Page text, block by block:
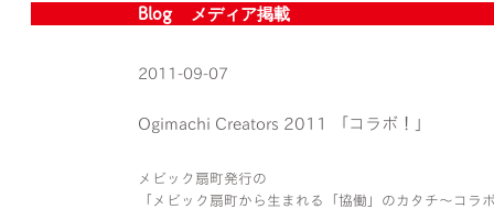
Blog » メディア掲載
2011-09-07
Ogimachi Creators 2011 「コラボ！」
メビック扇町発行の
「メビック扇町から生まれる「協働」のカタチ〜コラ